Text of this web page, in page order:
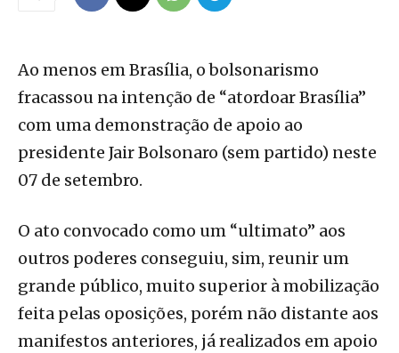
Ao menos em Brasília, o bolsonarismo
fracassou na intenção de “atordoar Brasília”
com uma demonstração de apoio ao
presidente Jair Bolsonaro (sem partido) neste
07 de setembro.
O ato convocado como um “ultimato” aos
outros poderes conseguiu, sim, reunir um
grande público, muito superior à mobilização
feita pelas oposições, porém não distante aos
manifestos anteriores, já realizados em apoio